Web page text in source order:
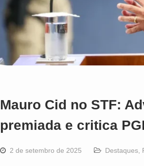
Mauro Cid no STF:
premiada e critica
2 de setembro de 2025 Destaques